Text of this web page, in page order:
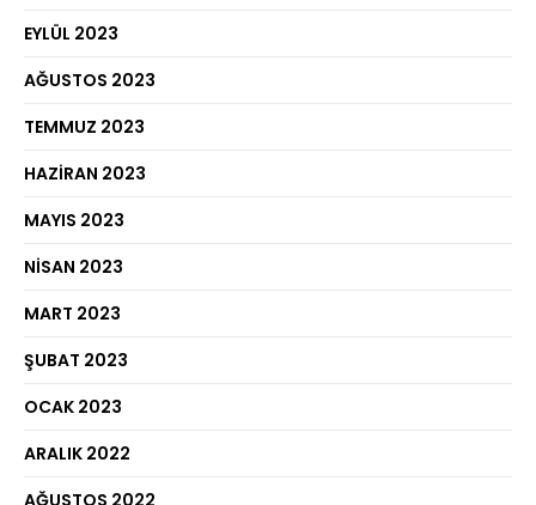
EYLÜL 2023
AĞUSTOS 2023
TEMMUZ 2023
HAZIRAN 2023
MAYIS 2023
NISAN 2023
MART 2023
ŞUBAT 2023
OCAK 2023
ARALIK 2022
AĞUSTOS 2022